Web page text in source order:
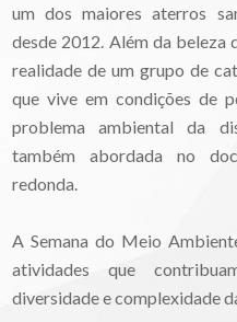
um dos maiores aterros
desde 2012. Além da
realidade de um grupo de
que vive em condições de
problema ambiental da
também abordada no
redonda.
A Semana do Meio
atividades que
diversidade e complexidade